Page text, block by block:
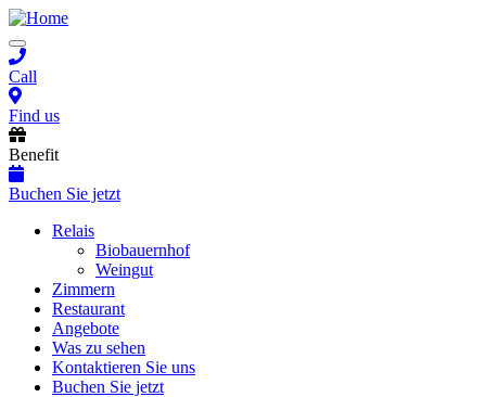
Skip
to
main
content
Toggle
navigation
Call
Find us
Benefit
Buchen Sie jetzt
Main
navigation
Relais
Biobauernhof
Weingut
Zimmern
Restaurant
Angebote
Was zu sehen
Kontaktieren Sie uns
Buchen Sie jetzt